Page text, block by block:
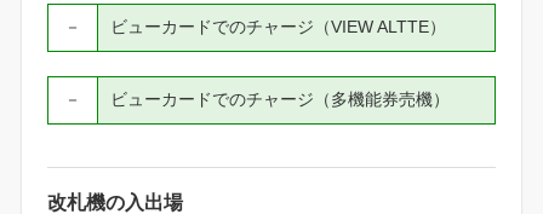
ビューカードでのチャージ（VIEW ALTTE）
－
ビューカードでのチャージ（多機能券売機）
－
改札機の入出場